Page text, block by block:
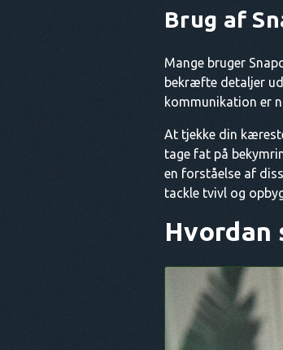
Brug af
Mange bruger
bekræfte detaljer
kommunikation er
At tjekke din
tage fat på
en forståelse af
tackle tvivl og
Hvordan